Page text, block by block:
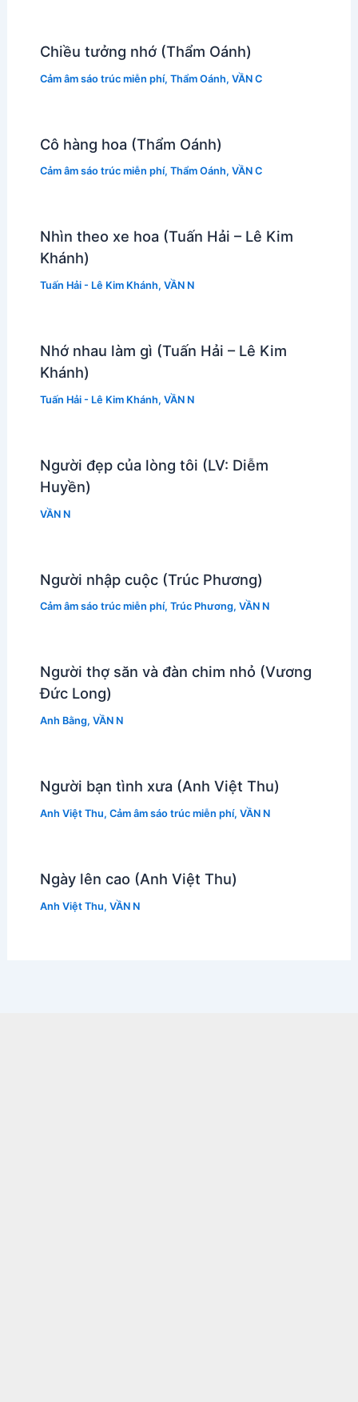
Chiều tưởng nhớ (Thẩm Oánh)
Cảm âm sáo trúc miễn phí, Thẩm Oánh, VẦN C
Cô hàng hoa (Thẩm Oánh)
Cảm âm sáo trúc miễn phí, Thẩm Oánh, VẦN C
Nhìn theo xe hoa (Tuấn Hải – Lê Kim
Khánh)
Tuấn Hải - Lê Kim Khánh, VẦN N
Nhớ nhau làm gì (Tuấn Hải – Lê Kim
Khánh)
Tuấn Hải - Lê Kim Khánh, VẦN N
Người đẹp của lòng tôi (LV: Diễm
Huyền)
VẦN N
Người nhập cuộc (Trúc Phương)
Cảm âm sáo trúc miễn phí, Trúc Phương, VẦN N
Người thợ săn và đàn chim nhỏ (Vương
Đức Long)
Anh Bằng, VẦN N
Người bạn tình xưa (Anh Việt Thu)
Anh Việt Thu, Cảm âm sáo trúc miễn phí, VẦN N
Ngày lên cao (Anh Việt Thu)
Anh Việt Thu, VẦN N